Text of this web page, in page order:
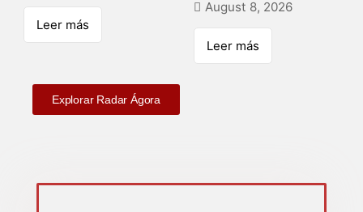
Leer más
August 8, 2026
Leer más
Explorar Radar Ágora